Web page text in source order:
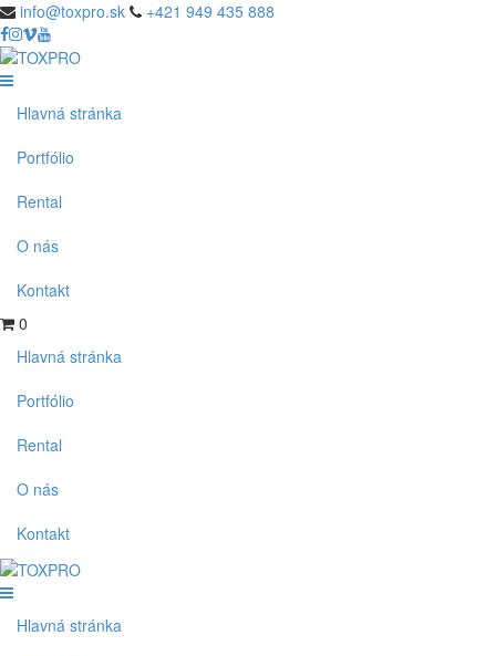
info@toxpro.sk +421 949 435 888
Hlavná stránka
Portfólio
Rental
O nás
Kontakt
0
Hlavná stránka
Portfólio
Rental
O nás
Kontakt
Hlavná stránka